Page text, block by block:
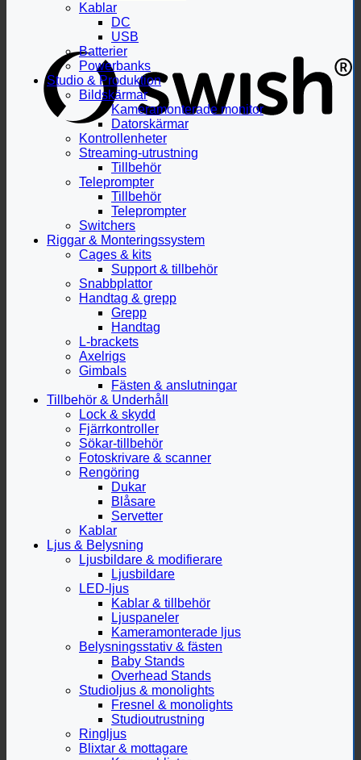
Kablar
DC
USB
Batterier
Powerbanks
Studio & Produktion
Bildskärmar
Kameramonterade monitor
Datorskärmar
Kontrollenheter
Streaming-utrustning
Tillbehör
Teleprompter
Tillbehör
Teleprompter
Switchers
Riggar & Monteringssystem
Cages & kits
Support & tillbehör
Snabbplattor
Handtag & grepp
Grepp
Handtag
L-brackets
Axelrigs
Gimbals
Fästen & anslutningar
Tillbehör & Underhåll
Lock & skydd
Fjärrkontroller
Sökar-tillbehör
Fotoskrivare & scanner
Rengöring
Dukar
Blåsare
Servetter
Kablar
Ljus & Belysning
Ljusbildare & modifierare
Ljusbildare
LED-ljus
Kablar & tillbehör
Ljuspaneler
Kameramonterade ljus
Belysningsstativ & fästen
Baby Stands
Overhead Stands
Studioljus & monolights
Fresnel & monolights
Studioutrustning
Ringljus
Blixtar & mottagare